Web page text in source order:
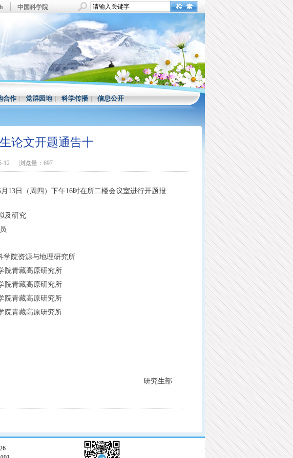
中国科学院
合作|党群园地|科学传播|信息公开
论文开题通告十
12 浏览量：697
13日（周四）下午16时在所二楼会议室进行开题报
及研究
资源与地理研究所
青藏高原研究所
藏高原研究所
藏高原研究所
藏高原研究所
研究生部